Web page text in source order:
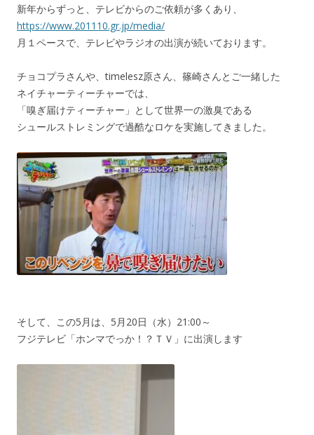
新年からずっと、テレビからのご依頼が多くあり、
https://www.201110.gr.jp/media/
月１ペースで、テレビやラジオの出演が続いております。
チョコプラさんや、timelesz原さん、篠崎さんとご一緒した
ネイチャーティーチャーでは、
「嗅ぎ届けティーチャー」として世界一の激臭である
シュールストレミングで過酷なロケを実施してきました。
そして、この5月は、5月20日（水）21:00～
フジテレビ「ホンマでっか！？ＴＶ」に出演します